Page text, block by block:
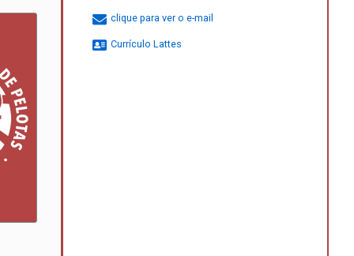
clique para ver o e-mail
Currículo Lattes